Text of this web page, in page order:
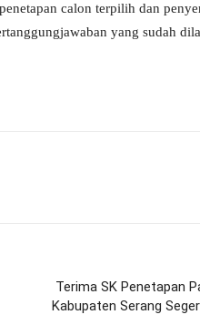
calon terpilih dan
yang sudah
Terima SK Penetapan
Kabupaten Serang